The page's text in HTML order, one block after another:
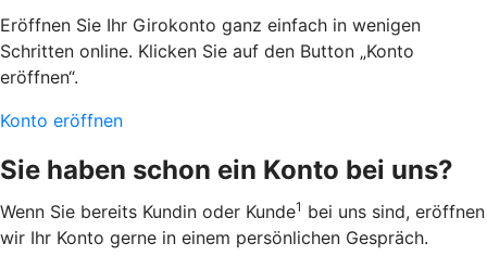
Eröffnen Sie Ihr Girokonto ganz einfach in wenigen
Schritten online. Klicken Sie auf den Button „Konto
eröffnen“.
Konto eröffnen
Sie haben schon ein Konto bei uns?
Wenn Sie bereits Kundin oder Kunde1 bei uns sind, eröffnen
wir Ihr Konto gerne in einem persönlichen Gespräch.